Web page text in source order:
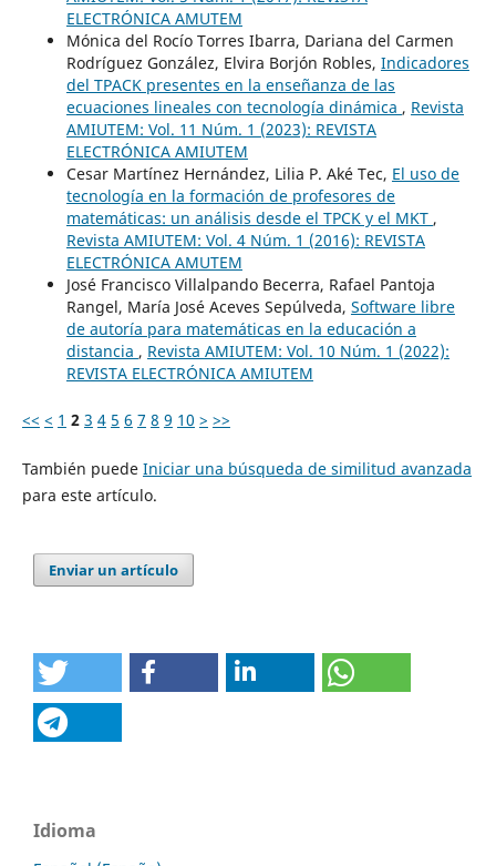
ELECTRÓNICA AMUTEM
Mónica del Rocío Torres Ibarra, Dariana del Carmen
Rodríguez González, Elvira Borjón Robles, Indicadores
del TPACK presentes en la enseñanza de las
ecuaciones lineales con tecnología dinámica , Revista
AMIUTEM: Vol. 11 Núm. 1 (2023): REVISTA
ELECTRÓNICA AMIUTEM
Cesar Martínez Hernández, Lilia P. Aké Tec, El uso de
tecnología en la formación de profesores de
matemáticas: un análisis desde el TPCK y el MKT ,
Revista AMIUTEM: Vol. 4 Núm. 1 (2016): REVISTA
ELECTRÓNICA AMUTEM
José Francisco Villalpando Becerra, Rafael Pantoja
Rangel, María José Aceves Sepúlveda, Software libre
de autoría para matemáticas en la educación a
distancia , Revista AMIUTEM: Vol. 10 Núm. 1 (2022):
REVISTA ELECTRÓNICA AMIUTEM
<< < 1 2 3 4 5 6 7 8 9 10 > >>
También puede Iniciar una búsqueda de similitud avanzada
para este artículo.
Enviar un artículo
Idioma